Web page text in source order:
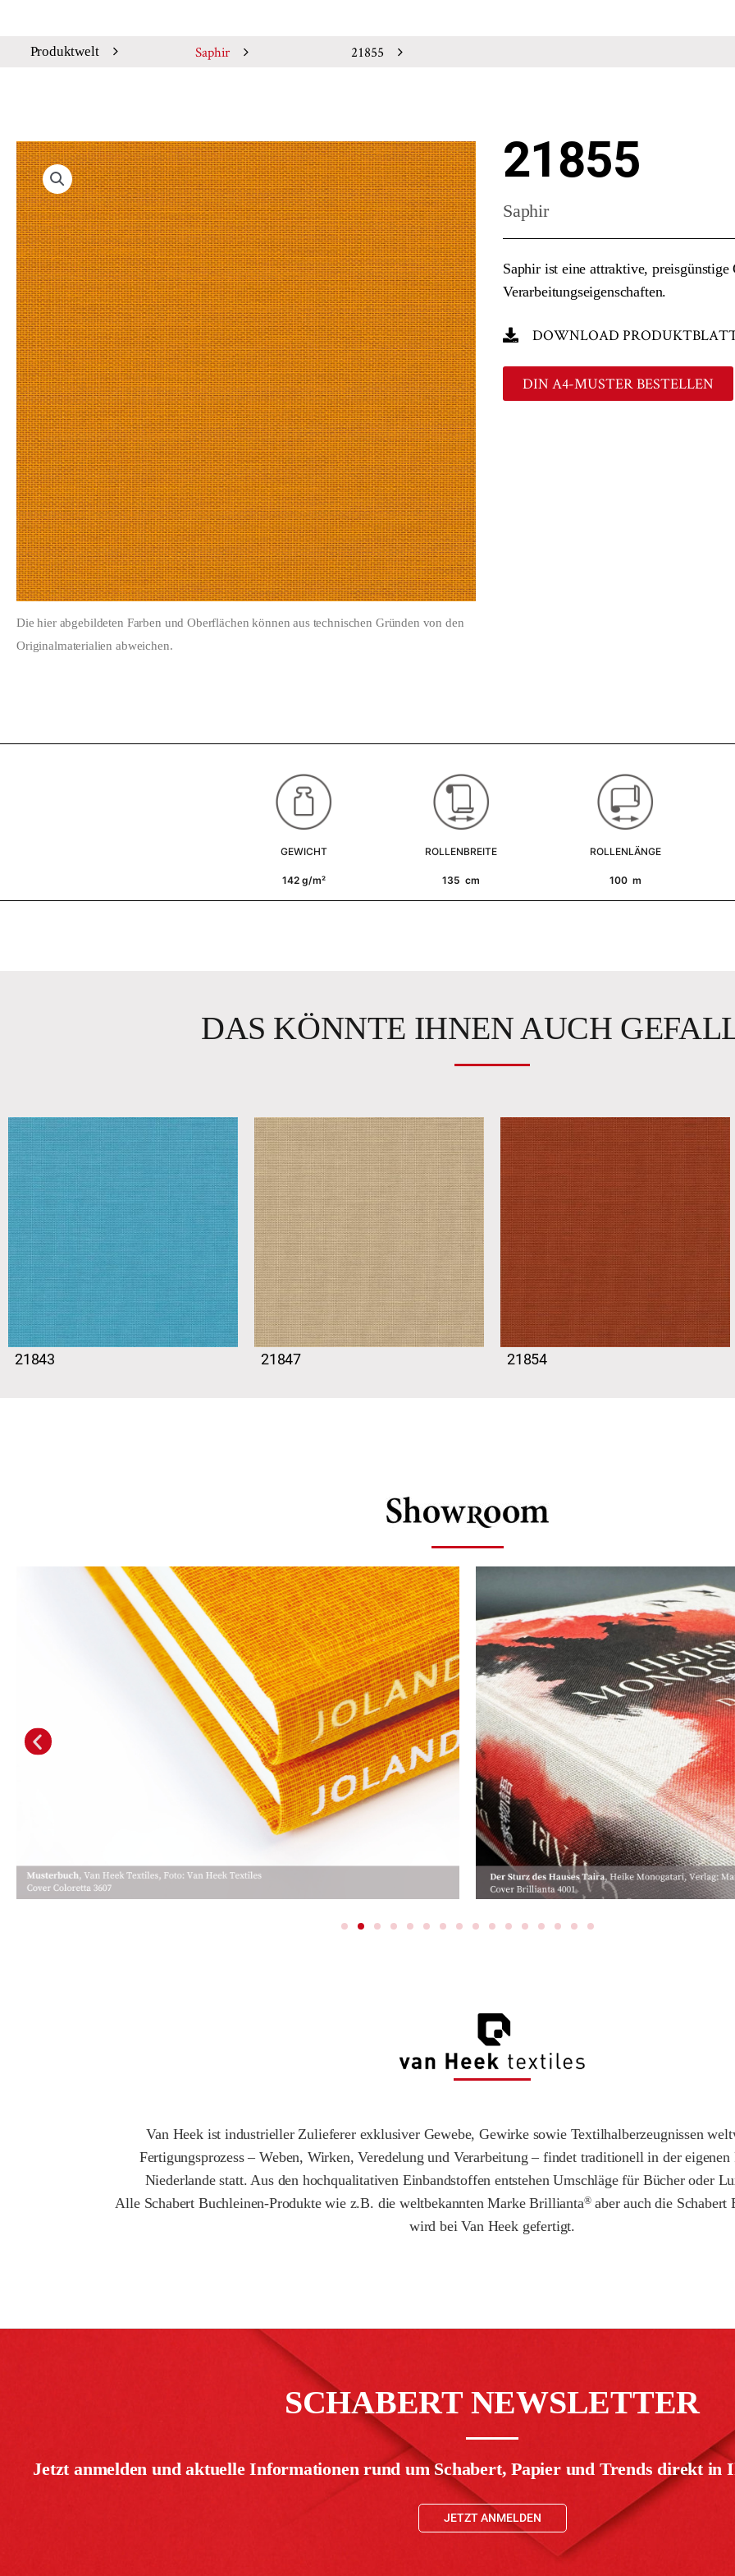
Produktwelt Saphir 21855
Die hier abgebildeten Farben und Oberflächen können aus technischen Gründen von den
Originalmaterialien abweichen.
21855
Saphir
Saphir ist eine attraktive,
Verarbeitungseigenschaften.
DOWNLOAD
DIN A4-MUSTER BESTELLEN
GEWICHT
142 g/m²
ROLLENBREITE
135 cm
ROLLENLÄNGE
100 m
DAS KÖNNTE IHNEN AUCH
21843 21847 21854
Van Heek ist industrieller Zulieferer exklusiver Gewebe, Gewirke sowie Textilhalberzeugnissen
Fertigungsprozess – Weben, Wirken, Veredelung und Verarbeitung – findet traditionell in der
Niederlande statt. Aus den hochqualitativen Einbandstoffen entstehen Umschläge für Bücher oder
Alle Schabert Buchleinen-Produkte wie z.B. die weltbekannten Marke Brillianta®aber auch die Schabert
wird bei Van Heek gefertigt.
SCHABERT NEWSLETTER
Jetzt anmelden und aktuelle Informationen rund um Schabert, Papier und Trends direkt in
JETZT ANMELDEN